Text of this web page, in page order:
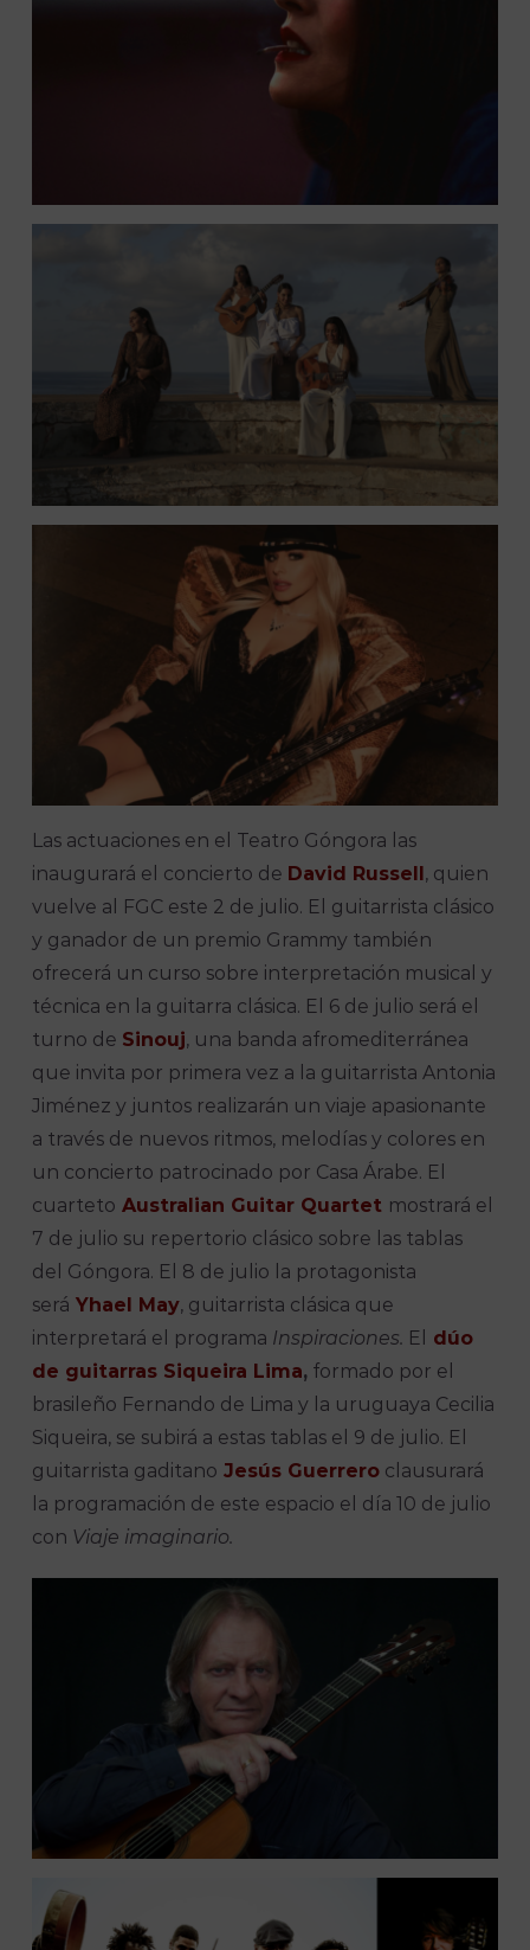
Las actuaciones en el Teatro Góngora las
inaugurará el concierto de David Russell, quien
vuelve al FGC este 2 de julio. El guitarrista clásico
y ganador de un premio Grammy también
ofrecerá un curso sobre interpretación musical y
técnica en la guitarra clásica. El 6 de julio será el
turno de Sinouj, una banda afromediterránea
que invita por primera vez a la guitarrista Antonia
Jiménez y juntos realizarán un viaje apasionante
a través de nuevos ritmos, melodías y colores en
un concierto patrocinado por Casa Árabe. El
cuarteto Australian Guitar Quartet mostrará el
7 de julio su repertorio clásico sobre las tablas
del Góngora. El 8 de julio la protagonista
será Yhael May, guitarrista clásica que
interpretará el programa Inspiraciones. El
dúo
de guitarras Siqueira Lima, formado por el
brasileño Fernando de Lima y la uruguaya Cecilia
Siqueira, se subirá a estas tablas el 9 de julio. El
guitarrista gaditano Jesús Guerrero clausurará
la programación de este espacio el día 10 de julio
con Viaje imaginario.